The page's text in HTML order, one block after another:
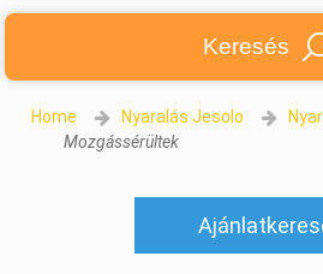
Keresés
Home Nyaralás Jesolo
Mozgássérültek